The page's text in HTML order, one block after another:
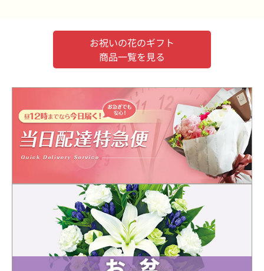
お祝いの花のギフト
商品一覧を見る